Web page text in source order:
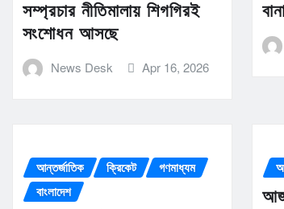
সম্প্রচার নীতিমালায় শিগগিরই
সংশোধন আসছে
News Desk Apr 16, 2026
আন্তর্জাতিক ক্রিকেট
গণমাধ্যম
বাংলাদেশ